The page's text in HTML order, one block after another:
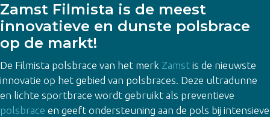
Zamst Filmista is de meest
innovatieve en dunste polsbrace
op de markt!
De Filmista polsbrace van het merk Zamst is de nieuwste
innovatie op het gebied van polsbraces. Deze ultradunne
en lichte sportbrace wordt gebruikt als preventieve
polsbrace en geeft ondersteuning aan de pols bij intensieve